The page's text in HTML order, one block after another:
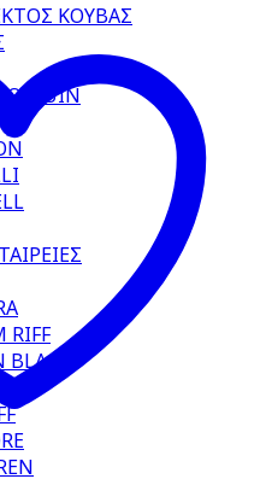
ΚΟΥΒΑΣ
RIFF